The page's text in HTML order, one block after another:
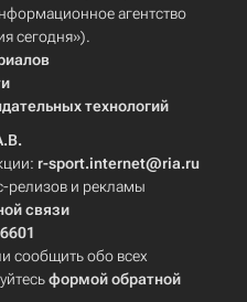
агентство
сегодня»).
технологий
r-sport.internet@ria.ru
релизов и рекламы
связи
сообщить обо всех
формой обратной